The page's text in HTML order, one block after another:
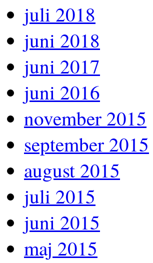
juli 2018
juni 2018
juni 2017
juni 2016
november 2015
september 2015
august 2015
juli 2015
juni 2015
maj 2015